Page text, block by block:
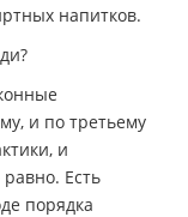
напитков.
и по третьему
и
Есть
порядка